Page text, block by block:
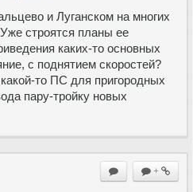
и Луганском на многих
строятся планы ее
каких-то основных
с поднятием скоростей?
то ПС для пригородных
пару-тройку новых
+